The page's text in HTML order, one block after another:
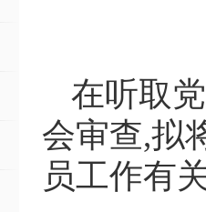
在听取
会审查,拟
员工作有